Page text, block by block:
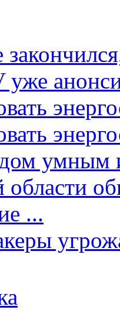
уже
умным
...